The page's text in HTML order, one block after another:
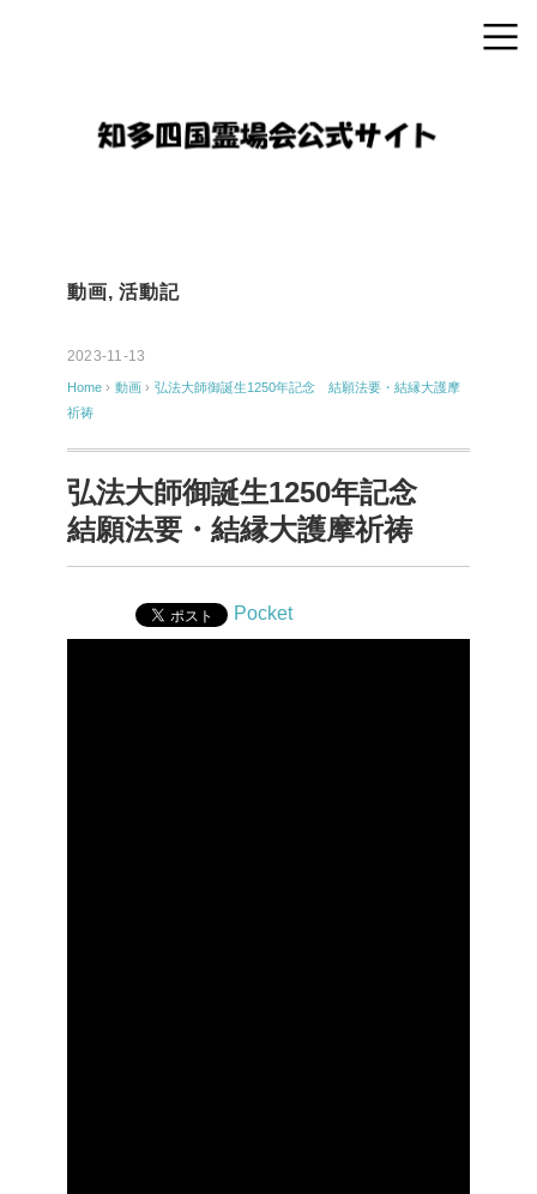
動画,活動記
2023-11-13
Home › 動画 › 弘法大師御誕生1250年記念 結願法要・結縁大護摩
祈祷
弘法大師御誕生1250年記念
結願法要・結縁大護摩祈祷
Pocket